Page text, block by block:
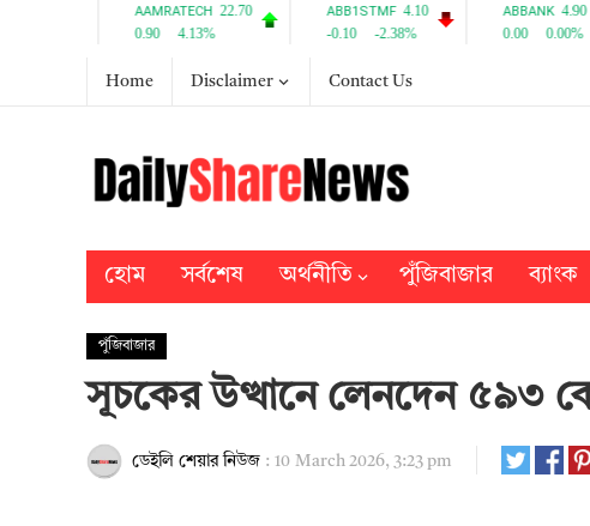
Home Disclaimer Contact Us
হোম সর্বশেষ অর্থনীতি পুঁজিবাজার ব্যাংক
পুঁজিবাজার
সূচকের উত্থানে লেনদেন ৫৯৩
ডেইলি শেয়ার নিউজ : 10 March 2026, 3:23 pm